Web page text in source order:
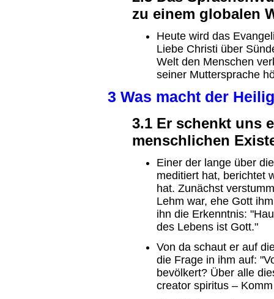
zu einem globalen
Heute wird das
Liebe Christi über
Welt den Menschen
seiner Muttersprache
3 Was macht der
3.1 Er schenkt uns
menschlichen
Einer der lange über
meditiert hat, berichtet
hat. Zunächst
Lehm war, ehe Gott
ihn die Erkenntnis:
des Lebens ist Gott."
Von da schaut er auf
die Frage in ihm auf:
bevölkert? Über alle
creator spiritus –